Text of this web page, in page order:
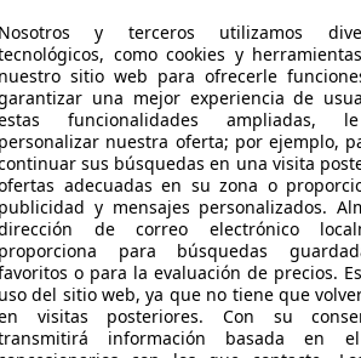
Nosotros y terceros utilizamos
como cookies y
nuestro sitio web para ofrecerle
una mejor experiencia de
funcionalidades ampliadas,
personalizar nuestra oferta; por ejemplo,
sus búsquedas en una visita
adecuadas en su zona o
publicidad y mensajes personalizados.
de correo electrónico
proporciona para búsquedas
o para la evaluación de precios.
uso del sitio web, ya que no tiene que
visitas posteriores. Con su
información basada en
automovilismo. ¿Tiene fecha de
· 20/11/2024 3 minutos de lectura
el parachoques del coche?
partes más expuestas a los
que tu coche luzca como nuevo.